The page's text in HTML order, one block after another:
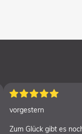
vorgestern
Zum Glück gibt es